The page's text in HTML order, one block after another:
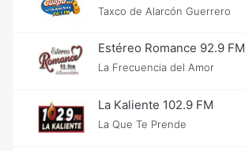
Taxco de Alarcón Guerrero
Estéreo Romance 92.9 FM
La Frecuencia del Amor
La Kaliente 102.9 FM
La Que Te Prende